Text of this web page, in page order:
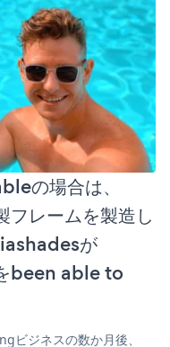
の場合は、
レームを製造し
が
been able to
ビジネスの数か月後、